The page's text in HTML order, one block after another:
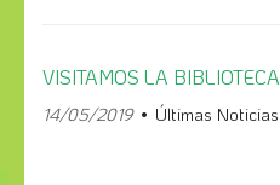
VISITAMOS LA BIBLIOTECA
14/05/2019 Últimas Noticias